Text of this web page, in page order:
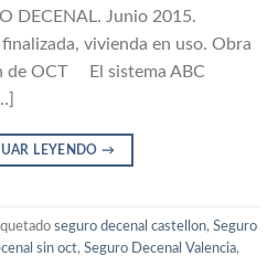
DECENAL. Junio 2015.
vivienda en uso. Obra
de OCT El sistema ABC
LEYENDO→
seguro decenal castellon, Seguro
sin oct, Seguro Decenal Valencia,